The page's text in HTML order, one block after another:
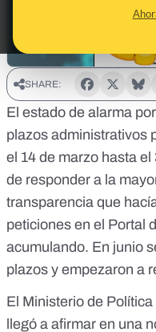
SHARE:
El estado de alarma
plazos administrativos
el 14 de marzo hasta
de responder a la
transparencia que
peticiones en el Portal
acumulando. En junio
plazos y empezaron a
El Ministerio de
llegó a afirmar en una